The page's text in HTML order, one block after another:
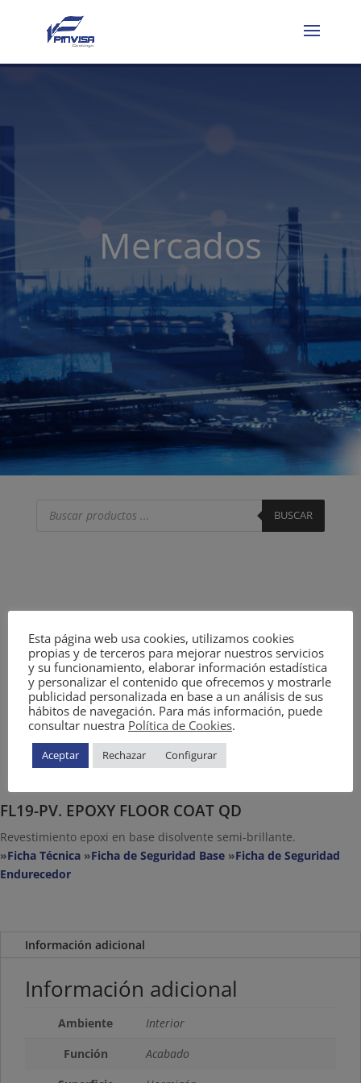
Mercados
productos
BUSCAR
FL19-PV. EPOXY FLOOR COAT QD
Revestimiento epoxi en base disolvente semi-brillante.
»Ficha Técnica »Ficha de Seguridad Base »Ficha de Seguridad
Endurecedor
Información adicional
Información adicional
Ambiente
Interior
Función
Acabado
Esta página web usa cookies, utilizamos cookies
propias y de terceros para mejorar nuestros servicios
y su funcionamiento, elaborar información estadística
y personalizar el contenido que ofrecemos y mostrarle
publicidad personalizada en base a un análisis de sus
hábitos de navegación. Para más información, puede
consultar nuestra Política de Cookies.
Aceptar Rechazar Configurar